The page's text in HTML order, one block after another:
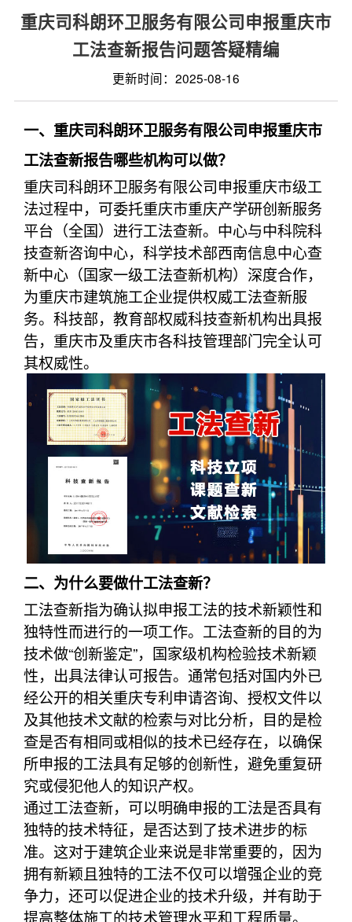
重庆司科朗环卫服务有限公司申报重庆市
工法查新报告问题答疑精编
更新时间：2025-08-16
一、重庆司科朗环卫服务有限公司申报重庆市
工法查新报告哪些机构可以做？
重庆司科朗环卫服务有限公司申报重庆市级工
法过程中，可委托重庆市重庆产学研创新服务
平台（全国）进行工法查新。中心与中科院科
技查新咨询中心，科学技术部西南信息中心查
新中心（国家一级工法查新机构）深度合作，
为重庆市建筑施工企业提供权威工法查新服
务。科技部，教育部权威科技查新机构出具报
告，重庆市及重庆市各科技管理部门完全认可
其权威性。
二、为什么要做什工法查新？
工法查新指为确认拟申报工法的技术新颖性和
独特性而进行的一项工作。工法查新的目的为
技术做“创新鉴定”，国家级机构检验技术新颖
性，出具法律认可报告。通常包括对国内外已
经公开的相关重庆专利申请咨询、授权文件以
及其他技术文献的检索与对比分析，目的是检
查是否有相同或相似的技术已经存在，以确保
所申报的工法具有足够的创新性，避免重复研
究或侵犯他人的知识产权。
通过工法查新，可以明确申报的工法是否具有
独特的技术特征，是否达到了技术进步的标
准。这对于建筑企业来说是非常重要的，因为
拥有新颖且独特的工法不仅可以增强企业的竞
争力，还可以促进企业的技术升级，并有助于
提高整体施工的技术管理水平和工程质量。